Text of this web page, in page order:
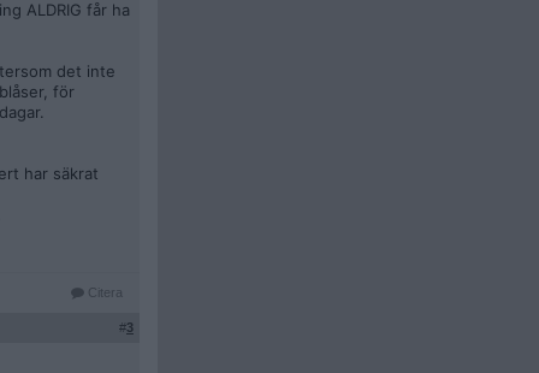
ALDRIG får ha
det inte
för
har säkrat
Citera
#3